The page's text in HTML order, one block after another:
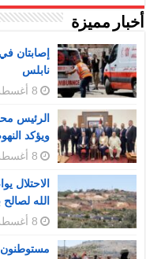
أخبار مميزة
إصابتان
نابلس
8 أغسطس، 2026
الرئيس
ويؤكد
8 أغسطس، 2026
الله
8 أغسطس، 2026
مستوطنون